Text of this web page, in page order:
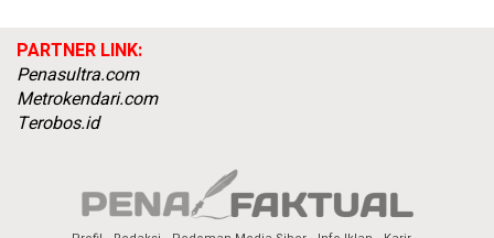
PARTNER LINK:
Penasultra.com
Metrokendari.com
Terobos.id